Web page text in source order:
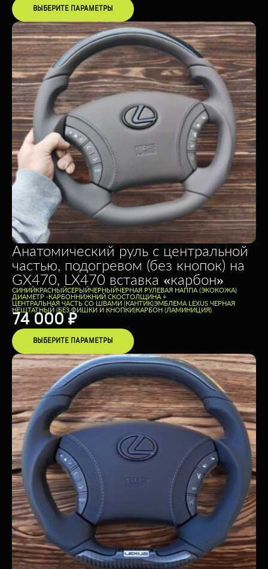
ВЫБЕРИТЕ ПАРАМЕТРЫ
Анатомический руль с центральной
частью, подогревом (без кнопок) на
GX470, LX470 вставка «карбон»
CИНИЙКРАСНЫЙСЕРЫЙЧЕРНЫЙЧЕРНАЯ РУЛЕВАЯ НАППА (ЭКОКОЖА)
ДИАМЕТР -КАРБОННИЖНИЙ СКОСТОЛЩИНА +
ЦЕНТРАЛЬНАЯ ЧАСТЬ СО ШВАМИ (КАНТИК)ЭМБЛЕМА LEXUS ЧЕРНАЯ
НЕШТАТНЫЙ (БЕЗ ФИШКИ И КНОПКИ)КАРБОН (ЛАМИНИЦИЯ)
74 000 ₽
ВЫБЕРИТЕ ПАРАМЕТРЫ